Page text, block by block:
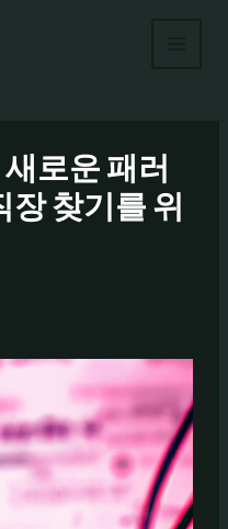
로운 패러
장 찾기를 위